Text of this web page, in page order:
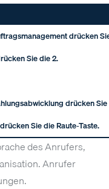
drücken
Sie die 2.
drücken
Sie die Raute-Taste.
des Anrufers,
Anrufer